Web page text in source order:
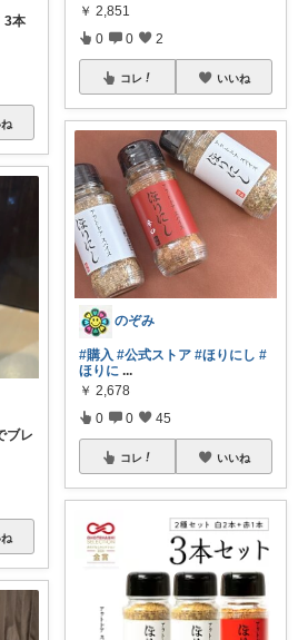
3本
ブレ
￥ 2,851
0 0 2
コレ いいね
のぞみ
#購入 #公式ストア #ほりにし #
ほりに ...
￥ 2,678
0 0 45
コレ いいね